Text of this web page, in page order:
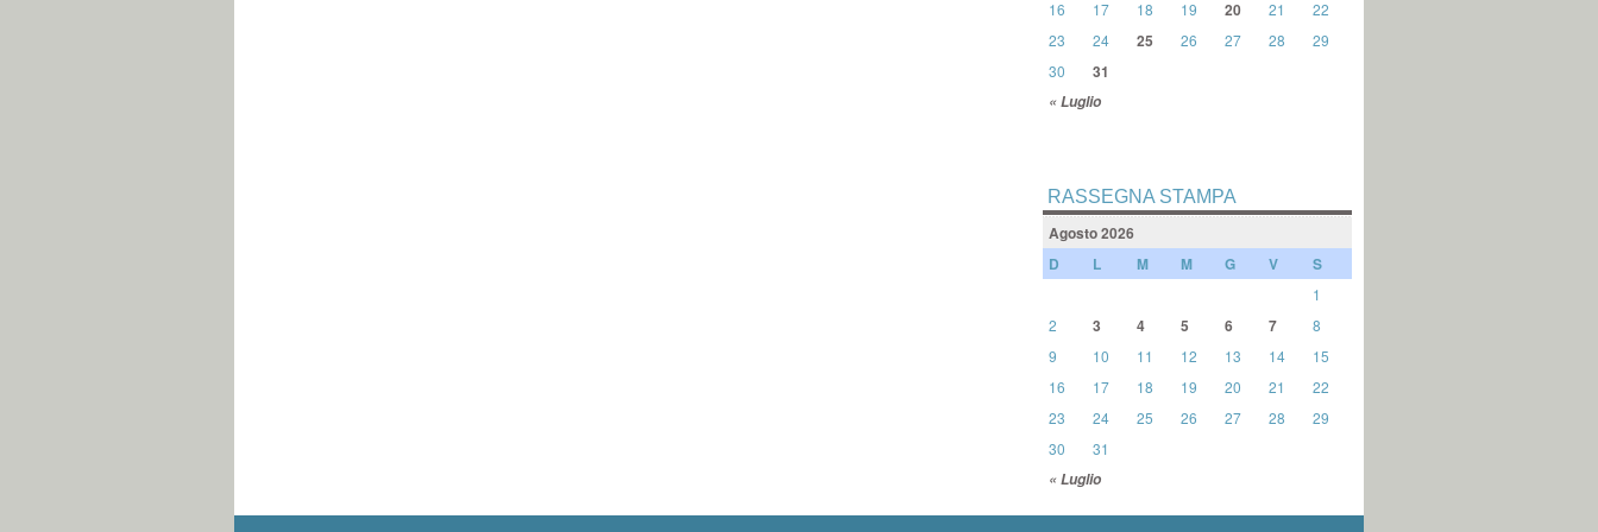
« Luglio
16
17 18 19 20 21
22
23
24 25 26 27 28
29
30
31
RASSEGNA STAMPA
Agosto 2026
D
L M M G V S
« Luglio
1
2
3 4 5 6 7
8
9
10 11 12 13 14
15
16
17 18 19 20 21
22
23
24 25 26 27 28
29
30
31